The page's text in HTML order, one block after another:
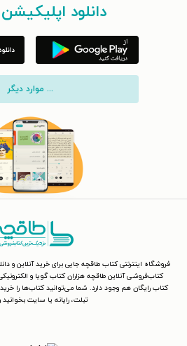
دانلود
... موارد دیگر
فروشگاه اینترنتی کتاب طاقچه جایی برای خرید آنلاین و
کتاب‌فروشی آنلاین طاقچه هزاران کتاب گویا و
کتاب رایگان هم وجود دارد. شما می‌توانید کتاب‌ها را
تبلت، رایانه یا سایت